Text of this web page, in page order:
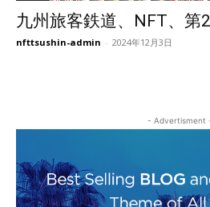
九州旅客鉄道、NFT、第
nfttsushin-admin - 2024年12月3日
- Advertisment